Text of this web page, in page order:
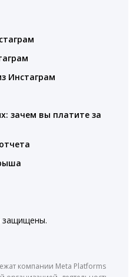
Инстаграм
зачем вы платите за
защищены.
компании Meta Platforms